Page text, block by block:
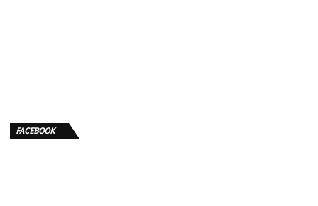
FACEBOOK